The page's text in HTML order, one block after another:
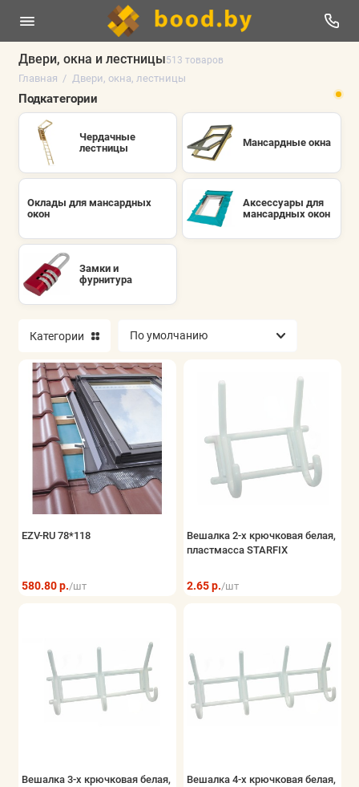
Двери, окна и лестницы513 товаров
Главная Двери, окна, лестницы
Чердачные лестницы
Мансардные окна
Оклады для мансардных окон
Аксессуары для мансардных окон
Показать все
Подкатегории
Чердачные
лестницы
Мансардные окна
Оклады для мансардных
окон
Аксессуары для
мансардных окон
Замки и
фурнитура
Категории
EZV-RU 78*118
580.80 р./шт
Вешалка 2-х крючковая белая,
пластмасса STARFIX
2.65 р./шт
Вешалка 3-х крючковая белая,
Вешалка 4-х крючковая белая,